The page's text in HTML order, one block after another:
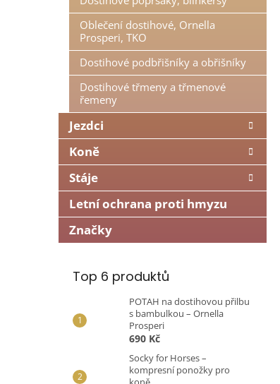
Oblečení dostihové, Ornella
Prosperi, TKO
Dostihové podbřišníky a obřišníky
Dostihové třmeny a třmenové
řemeny
Jezdci
Koně
Stáje
Letní ochrana proti hmyzu
Značky
Top 6 produktů
POTAH na dostihovou přilbu
s bambulkou – Ornella
Prosperi
690 Kč
Socky for Horses –
kompresní ponožky pro